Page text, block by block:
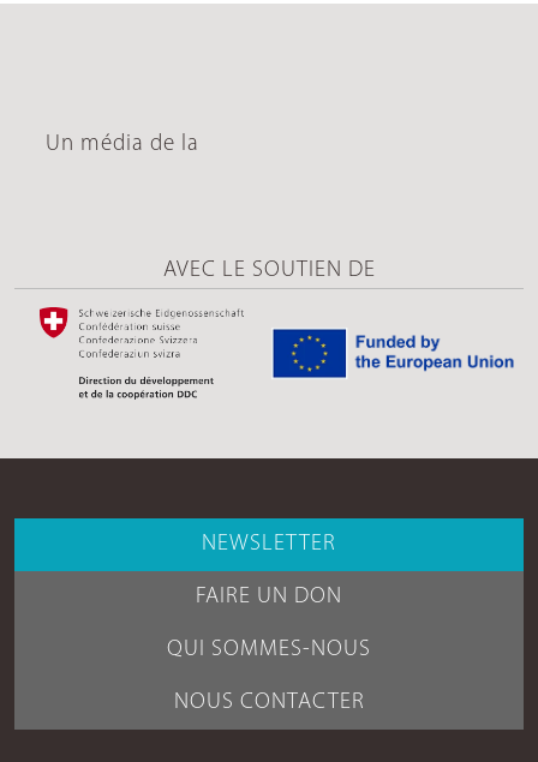
Un média de la
AVEC LE SOUTIEN DE
NEWSLETTER
FAIRE UN DON
QUI SOMMES-NOUS
NOUS CONTACTER